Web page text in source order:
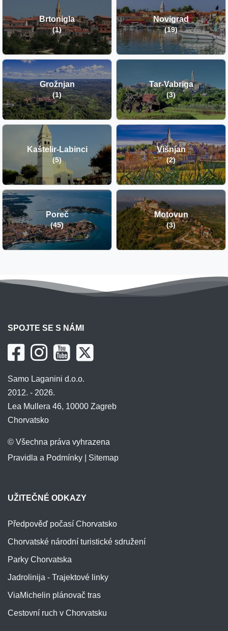
Brtonigla
(1)
Novigrad
(19)
Grožnjan
(1)
Tar-Vabriga
(3)
Kaštelir-Labinci
(5)
Višnjan
(2)
Poreč
(45)
Motovun
(3)
SPOJTE SE S NÁMI
Samo Laganini d.o.o.
2012. - 2026.
Lea Mullera 46, 10000 Zagreb
Chorvatsko
© Všechna práva vyhrazena
Pravidla a Podmínky
Sitemap
UŽITEČNÉ ODKAZY
Předpověď počasí Chorvatsko
Chorvatské národní turistické sdružení
Parky Chorvatska
Jadrolinija - Trajektové linky
ViaMichelin plánovač tras
Cestovní ruch v Chorvatsku